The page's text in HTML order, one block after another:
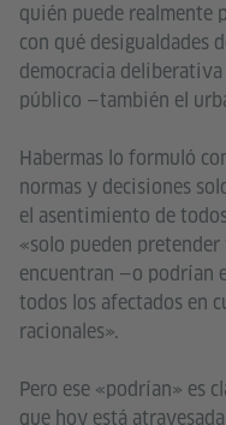
quién puede realmente
con qué desigualdades
democracia
público —también el
Habermas lo formuló
normas y decisiones
el asentimiento de
«solo pueden
encuentran —o podrían
todos los afectados en
racionales».
Pero ese «podrían» es
que hoy está